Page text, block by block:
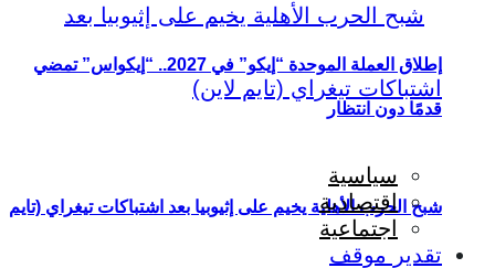
شبح الحرب الأهلية يخيم على إثيوبيا بعد اشتباكات تيغراي (تايم
إطلاق العملة الموحدة “إيكو” في 2027.. “إيكواس” تمضي
قدمًا دون انتظار
سياسية
اقتصادية
اجتماعية
تقدير موقف